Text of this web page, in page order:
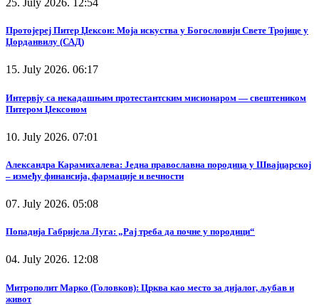
25. July 2026. 12:54
Протојереј Питер Џексон: Моја искуства у Богословији Свете Тројице у
Џорданвилу (САД)
15. July 2026. 06:17
Интервју са некадашњим протестантским мисионаром — свештеником
Питером Џексоном
10. July 2026. 07:01
Александра Карамихалева: Једна православна породица у Швајцарској
– између финансија, фармације и вечности
07. July 2026. 05:08
Попадија Габријела Луга: „Рај треба да почне у породици“
04. July 2026. 12:08
Митрополит Марко (Головков): Црква као место за дијалог, љубав и
живот